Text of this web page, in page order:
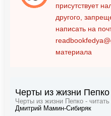
присутствует
другого,
написать на
материала
Черты из жизни Пепко
Черты из жизни Пепко -
Дмитрий Мамин-Сибиряк